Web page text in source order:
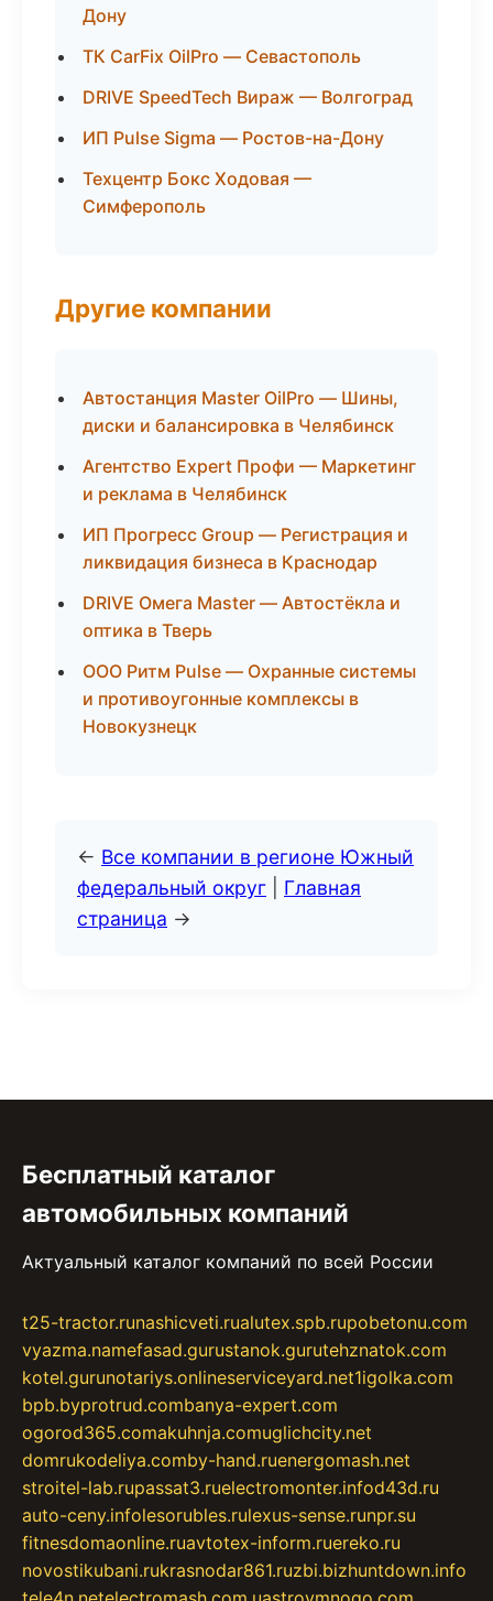
Дону
ТК CarFix OilPro — Севастополь
DRIVE SpeedTech Вираж — Волгоград
ИП Pulse Sigma — Ростов-на-Дону
Техцентр Бокс Ходовая —
Симферополь
Другие компании
Автостанция Master OilPro — Шины,
диски и балансировка в Челябинск
Агентство Expert Профи — Маркетинг
и реклама в Челябинск
ИП Прогресс Group — Регистрация и
ликвидация бизнеса в Краснодар
DRIVE Омега Master — Автостёкла и
оптика в Тверь
ООО Ритм Pulse — Охранные системы
и противоугонные комплексы в
Новокузнецк
← Все компании в регионе Южный
федеральный округ
Главная
страница →
Бесплатный каталог
автомобильных компаний
Актуальный каталог компаний по всей России
t25-tractor.runashicveti.rualutex.spb.rupobetonu.com
vyazma.namefasad.gurustanok.gurutehznatok.com
kotel.gurunotariys.onlineserviceyard.net1igolka.com
bpb.byprotrud.combanya-expert.com
ogorod365.comakuhnja.comuglichcity.net
domrukodeliya.comby-hand.ruenergomash.net
stroitel-lab.rupassat3.ruelectromonter.infod43d.ru
auto-ceny.infolesorubles.rulexus-sense.runpr.su
fitnesdomaonline.ruavtotex-inform.ruereko.ru
novostikubani.rukrasnodar861.ruzbi.bizhuntdown.info